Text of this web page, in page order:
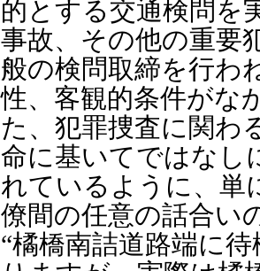
的とする交通検問を
事故、その他の重要
般の検問取締を行わ
性、客観的条件がな
た、犯罪捜査に関わ
命に基いてではなし
れているように、単
僚間の任意の話合い
“橘橋南詰道路端に